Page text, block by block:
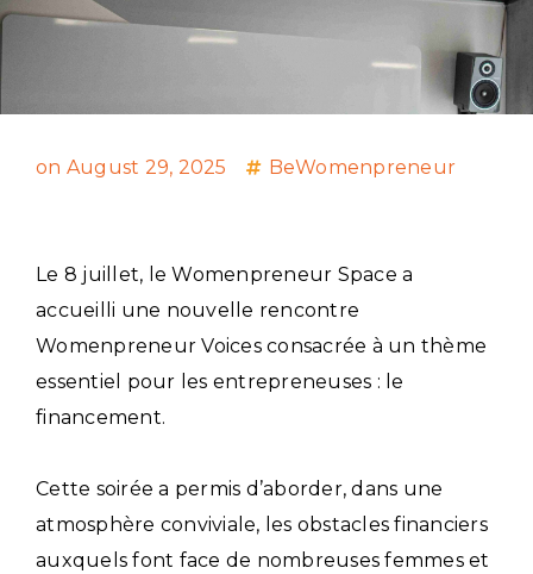
on August 29, 2025 BeWomenpreneur
Le 8 juillet, le Womenpreneur Space a
accueilli une nouvelle rencontre
Womenpreneur Voicesconsacrée à un thème
essentiel pour les entrepreneuses : le
financement.
Cette soirée a permis d’aborder, dans une
atmosphère conviviale, les obstacles financiers
auxquels font face de nombreuses femmes et